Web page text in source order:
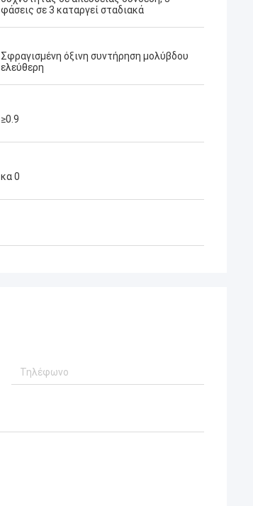
φάσεις σε 3 καταργεί σταδιακά
Σφραγισμένη όξινη συντήρηση μολύβδου
ελεύθερη
≥0.9
κα 0